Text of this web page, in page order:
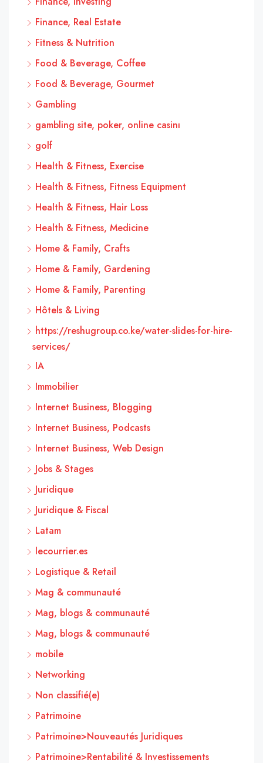
Finance, Real Estate
Fitness & Nutrition
Food & Beverage, Coffee
Food & Beverage, Gourmet
Gambling
gambling site, poker, online casinı
golf
Health & Fitness, Exercise
Health & Fitness, Fitness Equipment
Health & Fitness, Hair Loss
Health & Fitness, Medicine
Home & Family, Crafts
Home & Family, Gardening
Home & Family, Parenting
Hôtels & Living
https://reshugroup.co.ke/water-slides-for-hire-
services/
IA
Immobilier
Internet Business, Blogging
Internet Business, Podcasts
Internet Business, Web Design
Jobs & Stages
Juridique
Juridique & Fiscal
Latam
lecourrier.es
Logistique & Retail
Mag & communauté
Mag, blogs & communauté
Mag, blogs & communauté
mobile
Networking
Non classifié(e)
Patrimoine
Patrimoine>Nouveautés Juridiques
Patrimoine>Rentabilité & Investissements